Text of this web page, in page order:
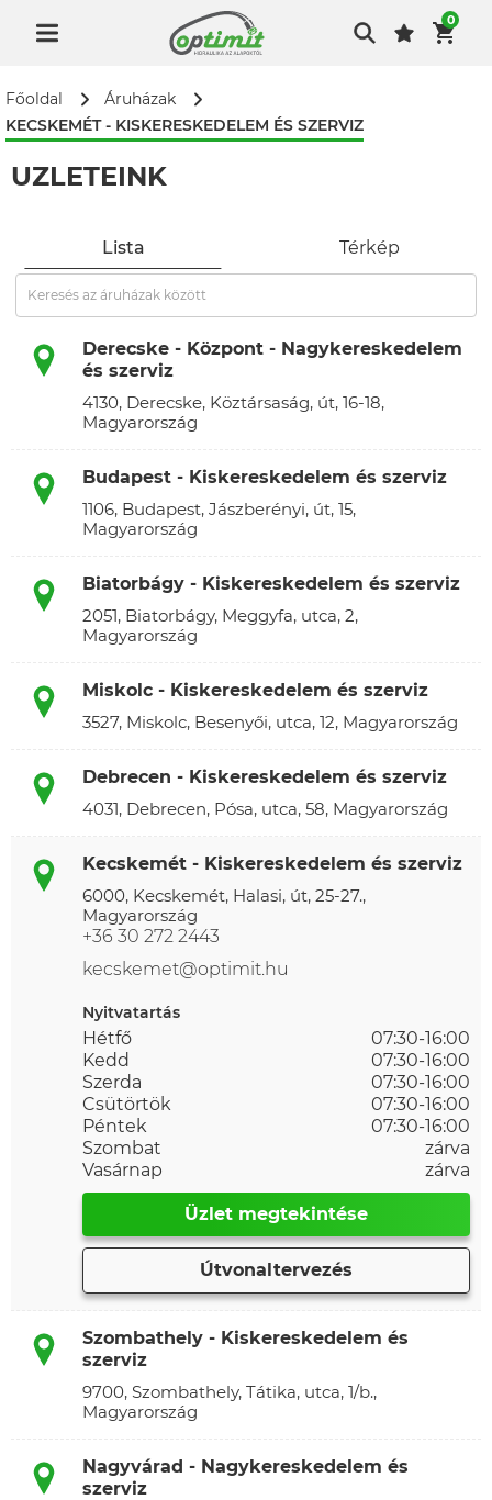
0
Főoldal
Áruházak
KECSKEMÉT - KISKERESKEDELEM ÉS SZERVIZ
ÜZLETEINK
Lista Térkép
Derecske - Központ - Nagykereskedelem
és szerviz
4130, Derecske, Köztársaság, út, 16-18,
Magyarország
Budapest - Kiskereskedelem és szerviz
1106, Budapest, Jászberényi, út, 15,
Magyarország
Biatorbágy - Kiskereskedelem és szerviz
2051, Biatorbágy, Meggyfa, utca, 2,
Magyarország
Miskolc - Kiskereskedelem és szerviz
3527, Miskolc, Besenyői, utca, 12, Magyarország
Debrecen - Kiskereskedelem és szerviz
4031, Debrecen, Pósa, utca, 58, Magyarország
Kecskemét - Kiskereskedelem és szerviz
6000, Kecskemét, Halasi, út, 25-27.,
Magyarország
+36 30 272 2443
kecskemet@optimit.hu
Nyitvatartás
Hétfő
07:30-16:00
Kedd
07:30-16:00
Szerda
07:30-16:00
Csütörtök
07:30-16:00
Péntek
07:30-16:00
Szombat
zárva
Vasárnap
zárva
Üzlet megtekintése
Útvonaltervezés
Szombathely - Kiskereskedelem és
szerviz
9700, Szombathely, Tátika, utca, 1/b.,
Magyarország
Nagyvárad - Nagykereskedelem és
szerviz